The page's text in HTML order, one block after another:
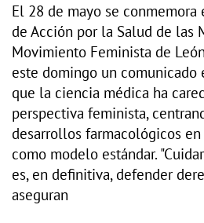
El 28 de mayo se
de Acción por la Salud de las
Movimiento Feminista de
este domingo un comunicado
que la ciencia médica ha
perspectiva feminista,
desarrollos farmacológicos
como modelo estándar.
es, en definitiva, defender
aseguran